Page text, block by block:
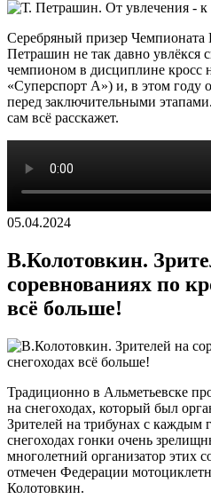
Серебряный призер
Петрашин не так давно увлёкся
чемпионом в дисциплине кросс
«Суперспорт А») и, в этом году
перед заключительными
сам всё расскажет.
05.04.2024
В.Колотовкин.
соревнованиях по
всё больше!
Традиционно в Альметьевске
на снегоходах, который был
Зрителей на трибунах с каждым
снегоходах гонки очень
многолетний организатор этих
отмечен Федерации
Колотовкин.